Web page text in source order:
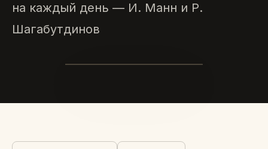
на каждый день — И. Манн и Р.
Шагабутдинов